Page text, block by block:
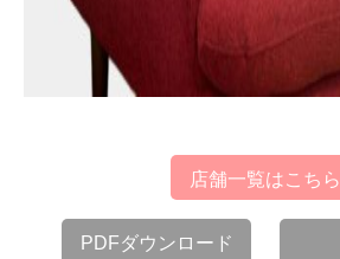
店舗一覧はこちら
PDFダウンロード